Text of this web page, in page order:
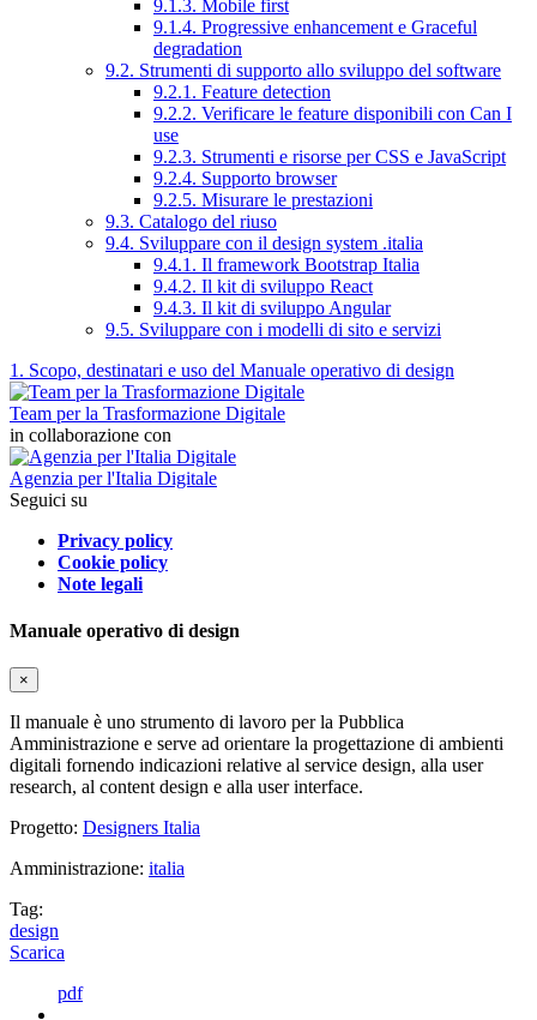
9.1.3. Mobile first
9.1.4. Progressive enhancement e Graceful
degradation
9.2. Strumenti di supporto allo sviluppo del software
9.2.1. Feature detection
9.2.2. Verificare le feature disponibili con Can I
use
9.2.3. Strumenti e risorse per CSS e JavaScript
9.2.4. Supporto browser
9.2.5. Misurare le prestazioni
9.3. Catalogo del riuso
9.4. Sviluppare con il design system .italia
9.4.1. Il framework Bootstrap Italia
9.4.2. Il kit di sviluppo React
9.4.3. Il kit di sviluppo Angular
9.5. Sviluppare con i modelli di sito e servizi
1. Scopo, destinatari e uso del Manuale operativo di design
Team per la Trasformazione Digitale
in collaborazione con
Agenzia per l'Italia Digitale
Seguici su
Privacy policy
Cookie policy
Note legali
Manuale operativo di design
×
Il manuale è uno strumento di lavoro per la Pubblica
Amministrazione e serve ad orientare la progettazione di ambienti
digitali fornendo indicazioni relative al service design, alla user
research, al content design e alla user interface.
Progetto: Designers Italia
Amministrazione: italia
Tag:
design
Scarica
pdf